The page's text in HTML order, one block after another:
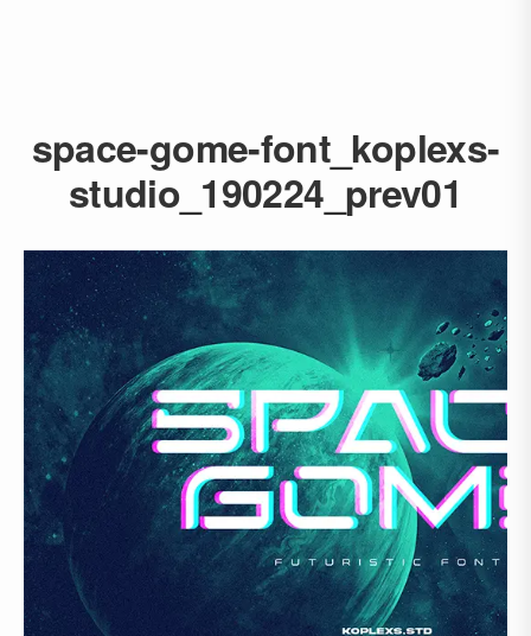
space-gome-font_koplexs-
studio_190224_prev01